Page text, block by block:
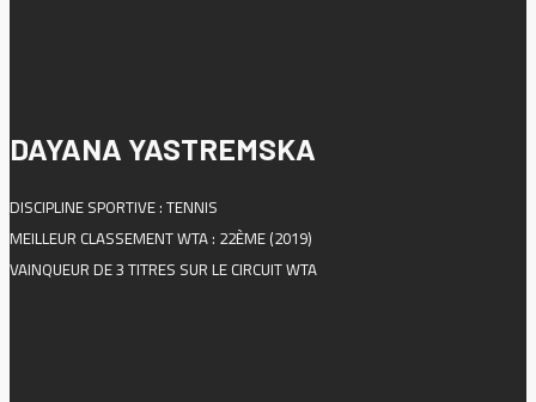
DAYANA YASTREMSKA
DISCIPLINE SPORTIVE : TENNIS
MEILLEUR CLASSEMENT WTA : 22ÈME (2019)
VAINQUEUR DE 3 TITRES SUR LE CIRCUIT WTA